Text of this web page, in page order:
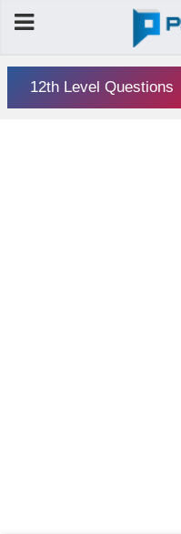
12th Level Questions